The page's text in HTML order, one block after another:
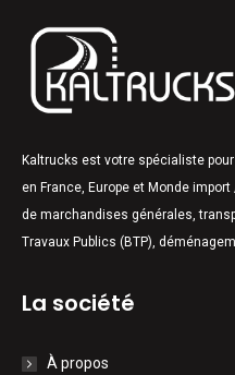
Kaltrucks est votre spécialiste
en France, Europe et Monde
de marchandises générales,
Travaux Publics (BTP),
La société
À propos